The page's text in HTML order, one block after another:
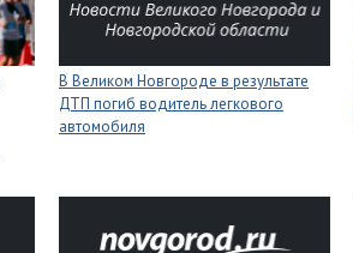
В Великом Новгороде в результате
ДТП погиб водитель легкового
автомобиля